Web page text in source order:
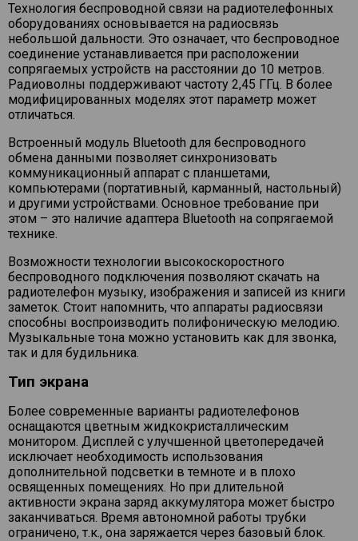
Технология беспроводной связи на радиотелефонных
оборудованиях основывается на радиосвязь
небольшой дальности. Это означает, что беспроводное
соединение устанавливается при расположении
сопрягаемых устройств на расстоянии до 10 метров.
Радиоволны поддерживают частоту 2,45 ГГц. В более
модифицированных моделях этот параметр может
отличаться.
Встроенный модуль Bluetooth для беспроводного
обмена данными позволяет синхронизовать
коммуникационный аппарат с планшетами,
компьютерами (портативный, карманный, настольный)
и другими устройствами. Основное требование при
этом – это наличие адаптера Bluetooth на сопрягаемой
технике.
Возможности технологии высокоскоростного
беспроводного подключения позволяют скачать на
радиотелефон музыку, изображения и записей из книги
заметок. Стоит напомнить, что аппараты радиосвязи
способны воспроизводить полифоническую мелодию.
Музыкальные тона можно установить как для звонка,
так и для будильника.
Тип экрана
Более современные варианты радиотелефонов
оснащаются цветным жидкокристаллическим
монитором. Дисплей с улучшенной цветопередачей
исключает необходимость использования
дополнительной подсветки в темноте и в плохо
освященных помещениях. Но при длительной
активности экрана заряд аккумулятора может быстро
заканчиваться. Время автономной работы трубки
ограничено, т.к., она заряжается через базовый блок.